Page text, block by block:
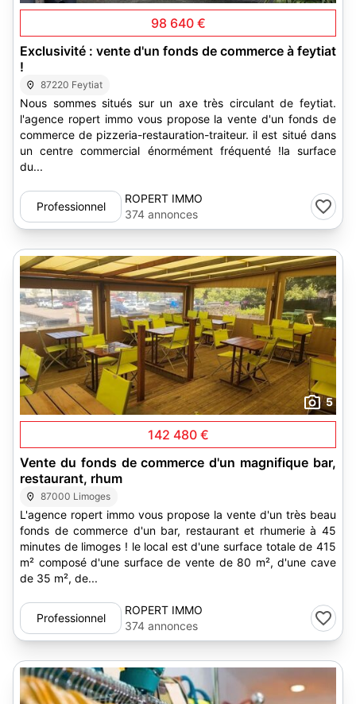
98 640 €
Exclusivité : vente d'un fonds de commerce à feytiat
!
87220 Feytiat
Nous sommes situés sur un axe très circulant de feytiat.
l'agence ropert immo vous propose la vente d'un fonds de
commerce de pizzeria-restauration-traiteur. il est situé dans
un centre commercial énormément fréquenté !la surface
du...
Professionnel
ROPERT IMMO
374 annonces
5
142 480 €
Vente du fonds de commerce d'un magnifique bar,
restaurant, rhum
87000 Limoges
L'agence ropert immo vous propose la vente d'un très beau
fonds de commerce d'un bar, restaurant et rhumerie à 45
minutes de limoges ! le local est d'une surface totale de 415
m² composé d'une surface de vente de 80 m², d'une cave
de 35 m², de...
Professionnel
ROPERT IMMO
374 annonces